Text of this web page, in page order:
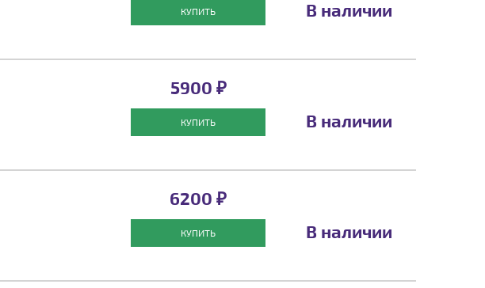
КУПИТЬ В наличии
5900 ₽
КУПИТЬ В наличии
6200 ₽
КУПИТЬ В наличии